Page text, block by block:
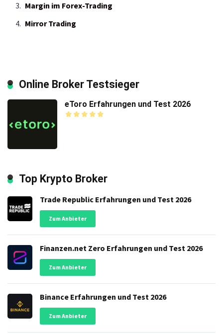
Margin im Forex-Trading
Mirror Trading
Online Broker Testsieger
eToro Erfahrungen und Test 2026
Top Krypto Broker
Trade Republic Erfahrungen und Test 2026
Zum Anbieter
Finanzen.net Zero Erfahrungen und Test 2026
Zum Anbieter
Binance Erfahrungen und Test 2026
Zum Anbieter